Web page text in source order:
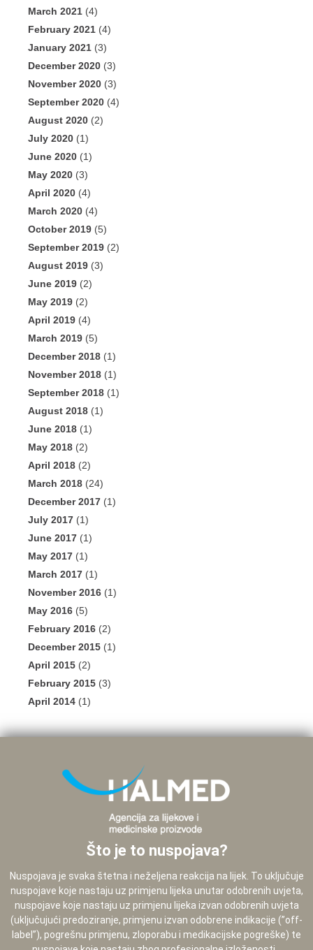
March 2021 (4)
February 2021 (4)
January 2021 (3)
December 2020 (3)
November 2020 (3)
September 2020 (4)
August 2020 (2)
July 2020 (1)
June 2020 (1)
May 2020 (3)
April 2020 (4)
March 2020 (4)
October 2019 (5)
September 2019 (2)
August 2019 (3)
June 2019 (2)
May 2019 (2)
April 2019 (4)
March 2019 (5)
December 2018 (1)
November 2018 (1)
September 2018 (1)
August 2018 (1)
June 2018 (1)
May 2018 (2)
April 2018 (2)
March 2018 (24)
December 2017 (1)
July 2017 (1)
June 2017 (1)
May 2017 (1)
March 2017 (1)
November 2016 (1)
May 2016 (5)
February 2016 (2)
December 2015 (1)
April 2015 (2)
February 2015 (3)
April 2014 (1)
Što je to nuspojava?
Nuspojava je svaka štetna i neželjena reakcija na lijek. To uključuje
nuspojave koje nastaju uz primjenu lijeka unutar odobrenih uvjeta,
nuspojave koje nastaju uz primjenu lijeka izvan odobrenih uvjeta
(uključujući predoziranje, primjenu izvan odobrene indikacije (”off-
label”), pogrešnu primjenu, zloporabu i medikacijske pogreške) te